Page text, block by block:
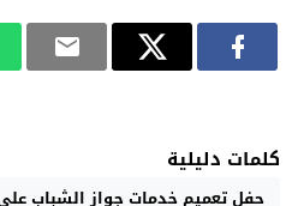
كلمات دليلية
حفل تعميم خدمات جواز الشباب